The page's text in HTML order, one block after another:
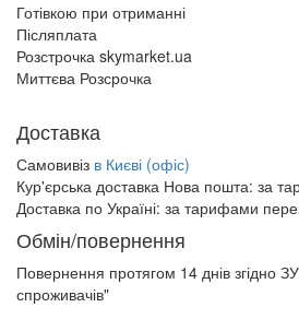
Готівкою при отриманні
Післяплата
Розстрочка skymarket.ua
Миттєва Розсрочка
Доставка
Самовивіз в Києві (офіс)
Кур'єрська доставка Нова пошта: за
Доставка по Україні: за тарифами
Обмін/повернення
Повернення протягом 14 днів згідно
спроживачів"